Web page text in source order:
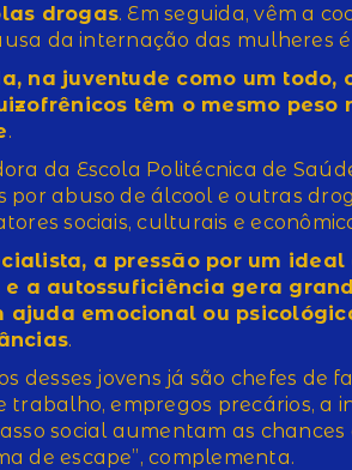
drogas. Em seguida, vêm a
da internação das mulheres
na juventude como um todo,
têm o mesmo peso
.
da Escola Politécnica de
por abuso de álcool e outras
sociais, culturais e
a pressão por um
a autossuficiência gera
ajuda emocional ou
.
desses jovens já são chefes de
trabalho, empregos precários, a
social aumentam as chances
de escape”, complementa.